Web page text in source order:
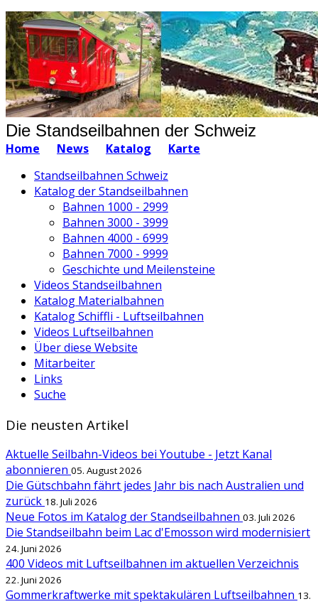
Die Standseilbahnen der Schweiz
Home News Katalog
Karte
Standseilbahnen Schweiz
Katalog der Standseilbahnen
Bahnen 1000 - 2999
Bahnen 3000 - 3999
Bahnen 4000 - 6999
Bahnen 7000 - 9999
Geschichte und Meilensteine
Videos Standseilbahnen
Katalog Materialbahnen
Katalog Schiffli - Luftseilbahnen
Videos Luftseilbahnen
Über diese Website
Mitarbeiter
Links
Suche
Die neusten Artikel
Aktuelle Seilbahn-Videos bei Youtube - Jetzt Kanal
abonnieren 05. August 2026
Die Gütschbahn fährt jedes Jahr bis nach Australien und
zurück 18. Juli 2026
Neue Fotos im Katalog der Standseilbahnen 03. Juli 2026
Die Standseilbahn beim Lac d'Emosson wird modernisiert
24. Juni 2026
400 Videos mit Luftseilbahnen im aktuellen Verzeichnis
22. Juni 2026
Gommerkraftwerke mit spektakulären Luftseilbahnen 13.